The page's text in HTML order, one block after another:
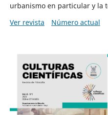
urbanismo en particular y la
Ver revista
Número actual